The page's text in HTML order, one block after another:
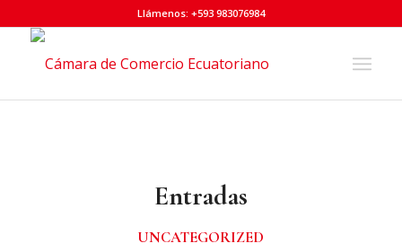
Llámenos: +593 983076984
Entradas
UNCATEGORIZED